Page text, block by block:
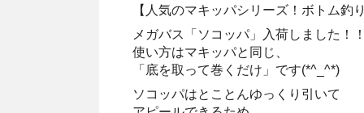
【人気のマキッパシリーズ！ボトム釣
メガバス「ソコッパ」入荷しました！！
使い方はマキッパと同じ、
「底を取って巻くだけ」です(*^_^*)
ソコッパはとことんゆっくり引いて